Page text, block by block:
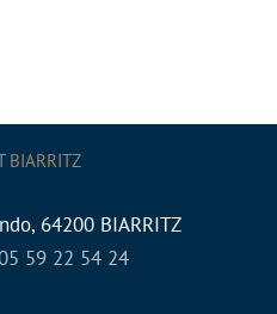
BIARRITZ
64200 BIARRITZ
59 22 54 24